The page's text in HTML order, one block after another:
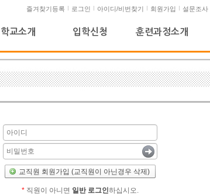
즐겨찾기등록 로그인 아이디/비번찾기 회원가입 설문조사
학교소개 입학신청 훈련과정소개
교직원 회원가입 (교직원이 아닌경우 삭제)
*직원이 아니면 일반 로그인하십시오.